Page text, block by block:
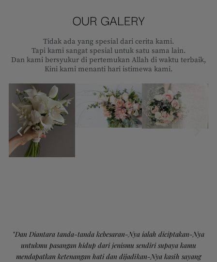
OUR GALERY
Tidak ada yang spesial dari cerita kami.
Tapi kami sangat spesial untuk satu sama lain.
Dan kami bersyukur di pertemukan Allah di waktu terbaik,
Kini kami menanti hari istimewa kami.
"Dan Diantara tanda-tanda kebesaran-Nya ialah diciptakan-Nya
untukmu pasangan hidup dari jenismu sendiri supaya kamu
mendapatkan ketenangan hati dan dijadikan-Nya kasih sayang